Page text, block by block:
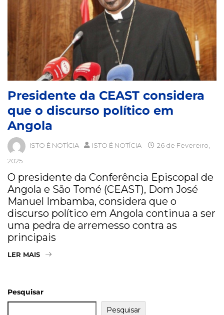
Presidente da CEAST considera
que o discurso político em
Angola
ISTO É NOTÍCIA ISTO É NOTÍCIA
26 de Fevereiro,
2025
O presidente da Conferência Episcopal de
Angola e São Tomé (CEAST), Dom José
Manuel Imbamba, considera que o
discurso político em Angola continua a ser
uma pedra de arremesso contra as
principais
LER MAIS
Pesquisar
Pesquisar